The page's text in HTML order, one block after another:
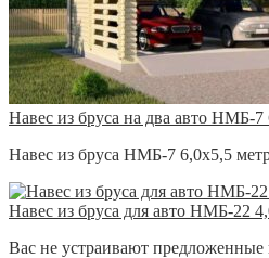
Навес из бруса на два авто НМБ-7
Навес из бруса НМБ-7 6,0х5,5
Навес из бруса для авто НМБ-22
Вас не устраивают